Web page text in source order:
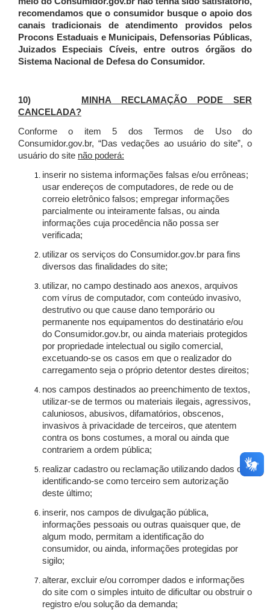
recomendamos que o consumidor busque o apoio dos
canais tradicionais de atendimento providos pelos
Procons Estaduais e Municipais, Defensorias Públicas,
Juizados Especiais Cíveis, entre outros órgãos do
Sistema Nacional de Defesa do Consumidor.
10)
MINHA RECLAMAÇÃO PODE SER
CANCELADA?
Conforme o item 5 dos Termos de Uso do
Consumidor.gov.br, “Das vedações ao usuário do site”, o
usuário do site não poderá:
inserir no sistema informações falsas e/ou errôneas;
usar endereços de computadores, de rede ou de
correio eletrônico falsos; empregar informações
parcialmente ou inteiramente falsas, ou ainda
informações cuja procedência não possa ser
verificada;
utilizar os serviços do Consumidor.gov.br para fins
diversos das finalidades do site;
utilizar, no campo destinado aos anexos, arquivos
com vírus de computador, com conteúdo invasivo,
destrutivo ou que cause dano temporário ou
permanente nos equipamentos do destinatário e/ou
do Consumidor.gov.br, ou ainda materiais protegidos
por propriedade intelectual ou sigilo comercial,
excetuando-se os casos em que o realizador do
carregamento seja o próprio detentor destes direitos;
nos campos destinados ao preenchimento de textos,
utilizar-se de termos ou materiais ilegais, agressivos,
caluniosos, abusivos, difamatórios, obscenos,
invasivos à privacidade de terceiros, que atentem
contra os bons costumes, a moral ou ainda que
contrariem a ordem pública;
realizar cadastro ou reclamação utilizando dados ou
identificando-se como terceiro sem autorização
deste último;
inserir, nos campos de divulgação pública,
informações pessoais ou outras quaisquer que, de
algum modo, permitam a identificação do
consumidor, ou ainda, informações protegidas por
sigilo;
alterar, excluir e/ou corromper dados e informações
do site com o simples intuito de dificultar ou obstruir o
registro e/ou solução da demanda;